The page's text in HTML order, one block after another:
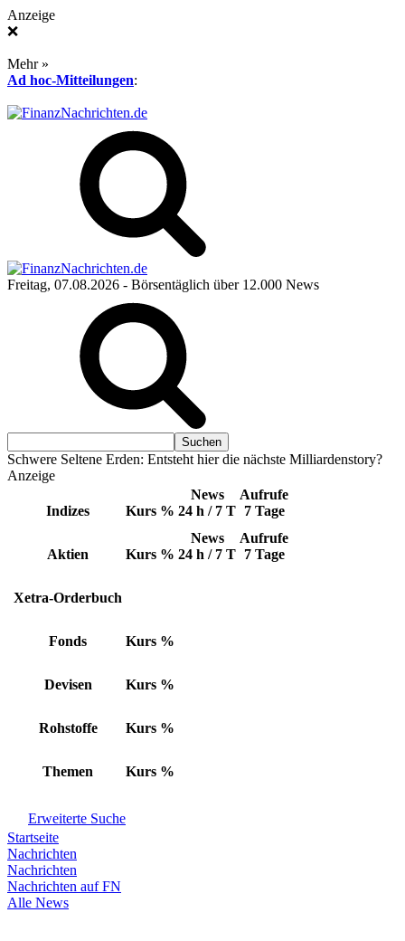
Anzeige
❌
Mehr »
Ad hoc-Mitteilungen:
Freitag, 07.08.2026 - Börsentäglich über 12.000 News
Schwere Seltene Erden: Entsteht hier die nächste Milliardenstory?
Anzeige
Indizes Kurs %
News
24 h / 7 T
Aufrufe
7 Tage
Aktien Kurs %
News
24 h / 7 T
Aufrufe
7 Tage
Xetra-Orderbuch
Fonds Kurs %
Devisen Kurs %
Rohstoffe Kurs %
Themen Kurs %
Erweiterte Suche
Startseite
Nachrichten
Nachrichten
Nachrichten auf FN
Alle News